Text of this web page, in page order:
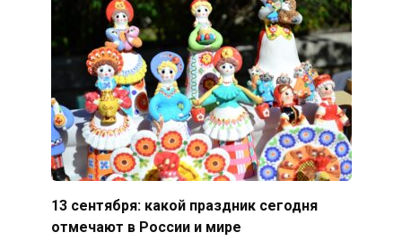
13 сентября: какой праздник сегодня
отмечают в России и мире